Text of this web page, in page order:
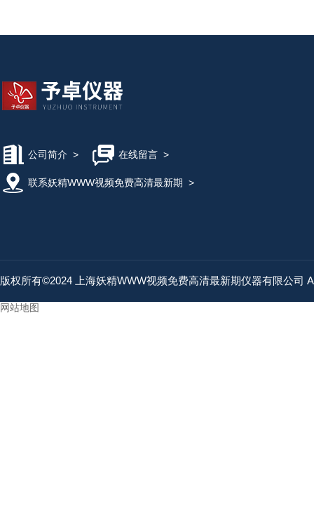
公司简介 > 在线留言>
联系妖精WWW视频免费高清最新期 >
版权所有©2024 上海妖精WWW视频免费高清最新期仪器有限公司
网站地图